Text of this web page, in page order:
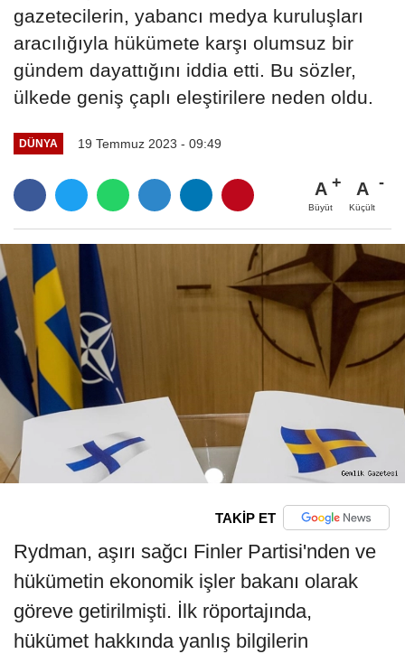
gazetecilerin, yabancı medya kuruluşları
aracılığıyla hükümete karşı olumsuz bir
gündem dayattığını iddia etti. Bu sözler,
ülkede geniş çaplı eleştirilere neden oldu.
DÜNYA 19 Temmuz 2023 - 09:49
A
Büyüt
A
Küçült
TAKİP ET
Rydman, aşırı sağcı Finler Partisi'nden ve
hükümetin ekonomik işler bakanı olarak
göreve getirilmişti. İlk röportajında,
hükümet hakkında yanlış bilgilerin